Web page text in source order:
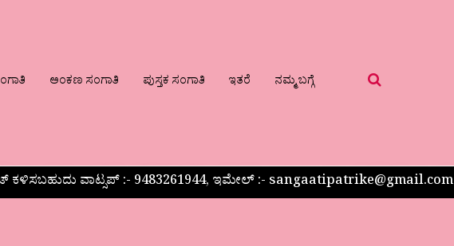
ಅಂಕಣ ಸಂಗಾತಿ ಪುಸ್ತಕ ಸಂಗಾತಿ ಇತರೆ ನಮ್ಮ ಬಗ್ಗೆ
ವಾಟ್ಸಪ್‌ :- 9483261944, ಇಮೇಲ್ :- sangaatipatrike@gmail.com